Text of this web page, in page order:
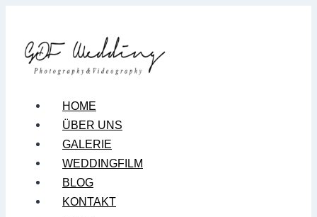
springen
HOME
ÜBER UNS
GALERIE
WEDDINGFILM
BLOG
KONTAKT